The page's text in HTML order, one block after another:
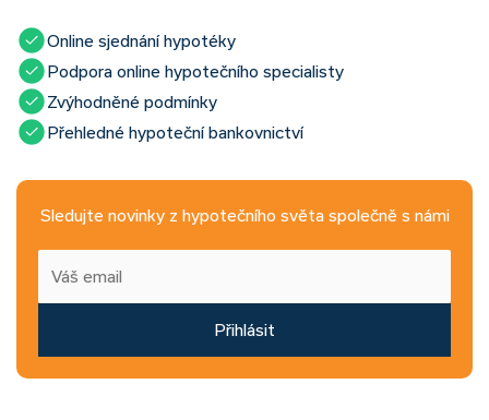
Online sjednání hypotéky
Podpora online hypotečního specialisty
Zvýhodněné podmínky
Přehledné hypoteční bankovnictví
Sledujte novinky z hypotečního světa společně s námi
Přihlásit